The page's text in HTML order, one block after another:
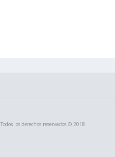
Todos los derechos reservados © 2018